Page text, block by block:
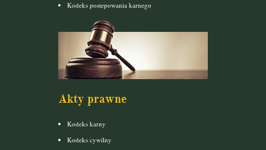
Kodeks postepowania karnego
Akty prawne
Kodeks karny
Kodeks cywilny